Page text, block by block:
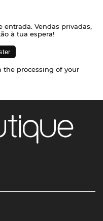
Vendas privadas,
à tua espera!
processing of your